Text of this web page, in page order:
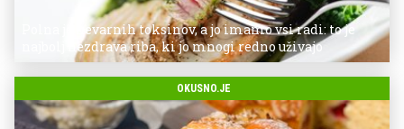
Polna je nevarnih toksinov, a jo imamo vsi radi: to je
najbolj nezdrava riba, ki jo mnogi redno uživajo
OKUSNO.JE